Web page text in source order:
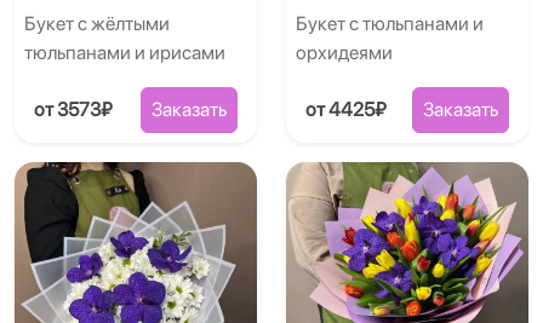
Букет с жёлтыми
тюльпанами и ирисами
от 3573₽ Заказать
Букет с тюльпанами и
орхидеями
от 4425₽ Заказать